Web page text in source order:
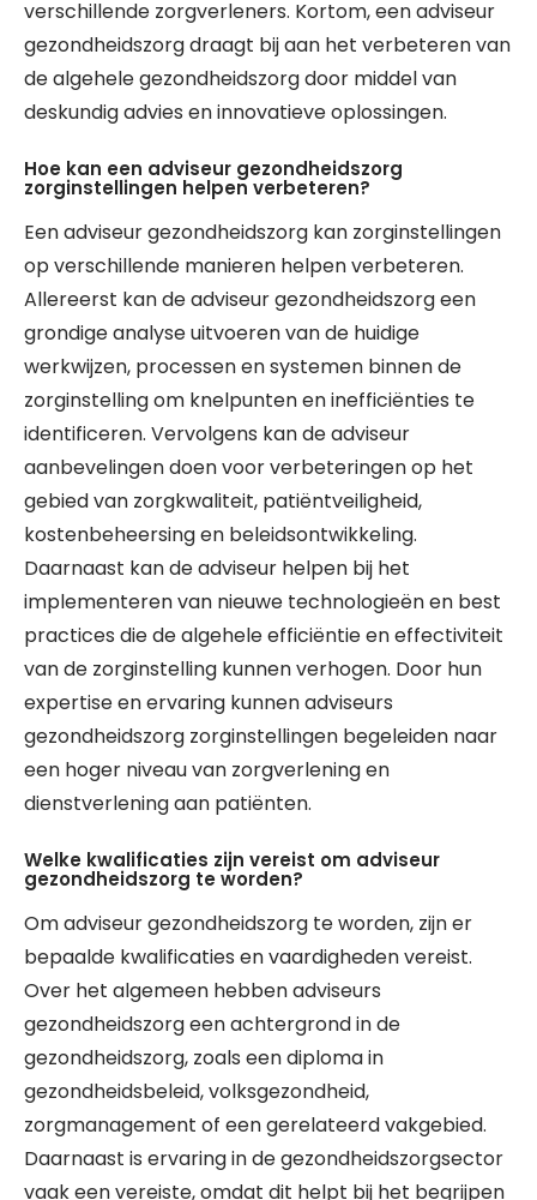
verschillende zorgverleners. Kortom, een adviseur
gezondheidszorg draagt bij aan het verbeteren van
de algehele gezondheidszorg door middel van
deskundig advies en innovatieve oplossingen.
Hoe kan een adviseur gezondheidszorg
zorginstellingen helpen verbeteren?
Een adviseur gezondheidszorg kan zorginstellingen
op verschillende manieren helpen verbeteren.
Allereerst kan de adviseur gezondheidszorg een
grondige analyse uitvoeren van de huidige
werkwijzen, processen en systemen binnen de
zorginstelling om knelpunten en inefficiënties te
identificeren. Vervolgens kan de adviseur
aanbevelingen doen voor verbeteringen op het
gebied van zorgkwaliteit, patiëntveiligheid,
kostenbeheersing en beleidsontwikkeling.
Daarnaast kan de adviseur helpen bij het
implementeren van nieuwe technologieën en best
practices die de algehele efficiëntie en effectiviteit
van de zorginstelling kunnen verhogen. Door hun
expertise en ervaring kunnen adviseurs
gezondheidszorg zorginstellingen begeleiden naar
een hoger niveau van zorgverlening en
dienstverlening aan patiënten.
Welke kwalificaties zijn vereist om adviseur
gezondheidszorg te worden?
Om adviseur gezondheidszorg te worden, zijn er
bepaalde kwalificaties en vaardigheden vereist.
Over het algemeen hebben adviseurs
gezondheidszorg een achtergrond in de
gezondheidszorg, zoals een diploma in
gezondheidsbeleid, volksgezondheid,
zorgmanagement of een gerelateerd vakgebied.
Daarnaast is ervaring in de gezondheidszorgsector
vaak een vereiste, omdat dit helpt bij het begrijpen